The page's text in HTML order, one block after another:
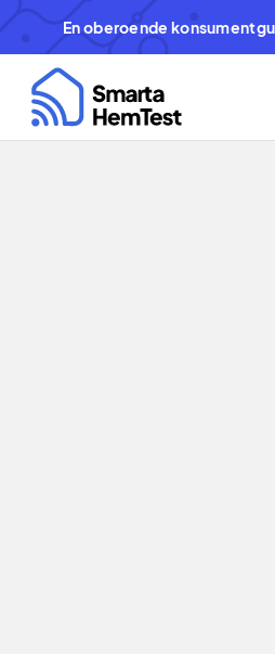
En oberoende